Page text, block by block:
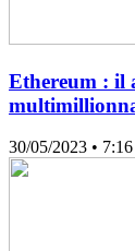
Ethereum : il
30/05/2023 • 7:16